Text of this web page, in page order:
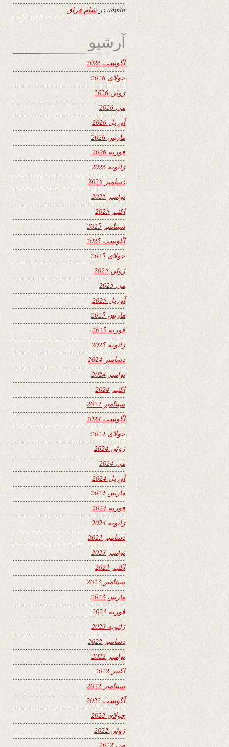
admin در شامِ فراق
آرشیو
آگوست 2026
جولای 2026
ژوئن 2026
می 2026
آوریل 2026
مارس 2026
فوریه 2026
ژانویه 2026
دسامبر 2025
نوامبر 2025
اکتبر 2025
سپتامبر 2025
آگوست 2025
جولای 2025
ژوئن 2025
می 2025
آوریل 2025
مارس 2025
فوریه 2025
ژانویه 2025
دسامبر 2024
نوامبر 2024
اکتبر 2024
سپتامبر 2024
آگوست 2024
جولای 2024
ژوئن 2024
می 2024
آوریل 2024
مارس 2024
فوریه 2024
ژانویه 2024
دسامبر 2023
نوامبر 2023
اکتبر 2023
سپتامبر 2023
مارس 2023
فوریه 2023
ژانویه 2023
دسامبر 2022
نوامبر 2022
اکتبر 2022
سپتامبر 2022
آگوست 2022
جولای 2022
ژوئن 2022
می 2022